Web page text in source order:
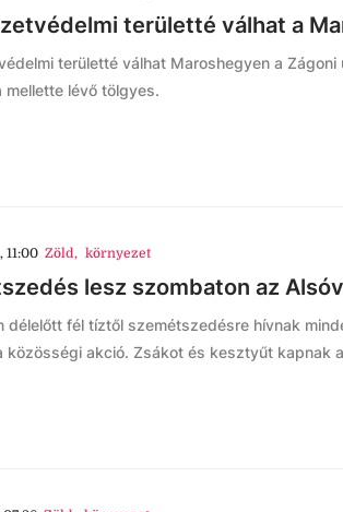
területté válhat a
területté válhat Maroshegyen a
mellette lévő tölgyes.
11:00 Zöld, környezet
lesz szombaton az
délelőtt fél tíztől szemétszedésre hívnak
közösségi akció. Zsákot és kesztyűt kapnak